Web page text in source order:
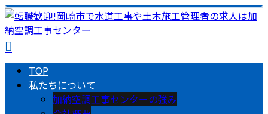
TOP
私たちについて
加納空調工事センターの強み